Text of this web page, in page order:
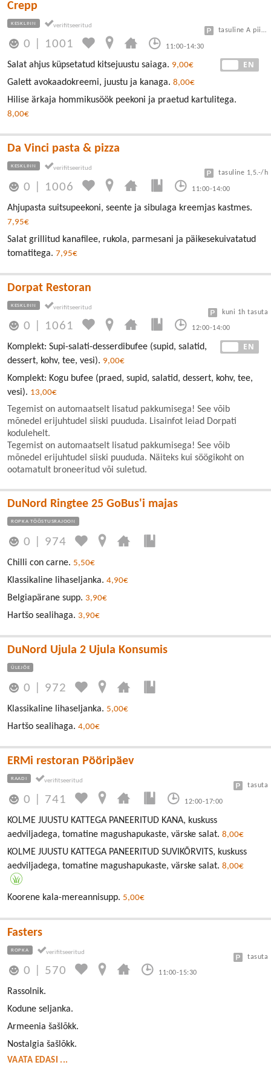
Crepp
KESKLINN
0 1001 11:00-14:30
tasuline A piirkond
EN
Salat ahjus küpsetatud kitsejuustu saiaga. 9,00€
Galett avokaadokreemi, juustu ja kanaga. 8,00€
Hilise ärkaja hommikusöök peekoni ja praetud kartulitega.
8,00€
Da Vinci pasta & pizza
KESKLINN
0 1006 11:00-14:00
tasuline 1,5.-/h
Ahjupasta suitsupeekoni, seente ja sibulaga kreemjas kastmes.
7,95€
Salat grillitud kanafilee, rukola, parmesani ja päikesekuivatatud
tomatitega. 7,95€
Dorpat Restoran
KESKLINN
0 1061 12:00-14:00
kuni 1h tasuta
EN
Komplekt: Supi-salati-desserdibufee (supid, salatid,
dessert, kohv, tee, vesi). 9,00€
Komplekt: Kogu bufee (praed, supid, salatid, dessert, kohv, tee,
vesi). 13,00€
Tegemist on automaatselt lisatud pakkumisega! See võib
mõnedel erijuhtudel siiski puududa. Lisainfot leiad Dorpati
kodulehelt.
Tegemist on automaatselt lisatud pakkumisega! See võib
mõnedel erijuhtudel siiski puududa. Näiteks kui söögikoht on
ootamatult broneeritud või suletud.
DuNord Ringtee 25 GoBus'i majas
ROPKA TÖÖSTUSRAJOON
0 974
Chilli con carne. 5,50€
Klassikaline lihaseljanka. 4,90€
Belgiapärane supp. 3,90€
Hartšo sealihaga. 3,90€
DuNord Ujula 2 Ujula Konsumis
ÜLEJÕE
0 972
Klassikaline lihaseljanka. 5,00€
Hartšo sealihaga. 4,00€
ERMi restoran Pööripäev
RAADI
0 741 12:00-17:00
tasuta
KOLME JUUSTU KATTEGA PANEERITUD KANA, kuskuss
aedviljadega, tomatine magushapukaste, värske salat. 8,00€
KOLME JUUSTU KATTEGA PANEERITUD SUVIKÕRVITS, kuskuss
aedviljadega, tomatine magushapukaste, värske salat. 8,00€
Koorene kala-mereannisupp. 5,00€
Fasters
ROPKA
0 570 11:00-15:30
tasuta
Rassolnik.
Kodune seljanka.
Armeenia šašlõkk.
Nostalgia šašlõkk.
VAATA EDASI ...